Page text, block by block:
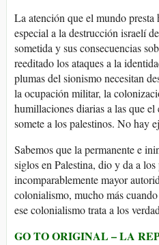
La atención que el mundo
especial a la destrucción israelí
sometida y sus consecuencias
reeditado los ataques a la
plumas del sionismo necesitan
la ocupación militar, la
humillaciones diarias a las que
somete a los palestinos. No hay
Sabemos que la permanente e
siglos en Palestina, dio y da a los
incomparablemente mayor
colonialismo, mucho más
ese colonialismo trata a los
GO TO ORIGINAL – LA